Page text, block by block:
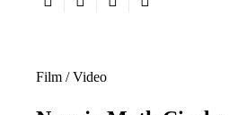
Film / Video